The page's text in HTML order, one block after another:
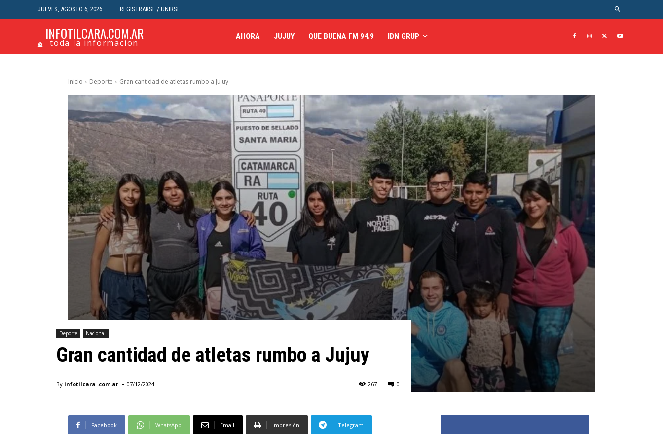
JUEVES, AGOSTO 6, 2026 REGISTRARSE / UNIRSE
INFOTILCARA.COM.AR
toda la informacion
AHORA JUJUY QUE BUENA FM 94.9 IDN GRUP
Inicio Deporte Gran cantidad de atletas rumbo a Jujuy
Deporte Nacional
Gran cantidad de atletas rumbo a Jujuy
By infotilcara .com.ar - 07/12/2024 0
267
Facebook WhatsApp Email Impresión Telegram